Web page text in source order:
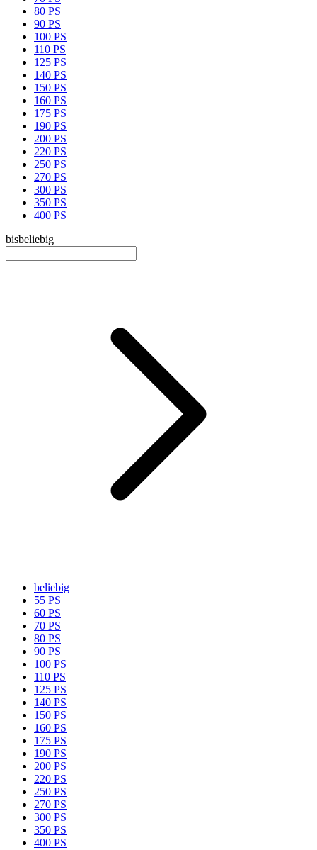
80 PS
90 PS
100 PS
110 PS
125 PS
140 PS
150 PS
160 PS
175 PS
190 PS
200 PS
220 PS
250 PS
270 PS
300 PS
350 PS
400 PS
bisbeliebig
beliebig
55 PS
60 PS
70 PS
80 PS
90 PS
100 PS
110 PS
125 PS
140 PS
150 PS
160 PS
175 PS
190 PS
200 PS
220 PS
250 PS
270 PS
300 PS
350 PS
400 PS